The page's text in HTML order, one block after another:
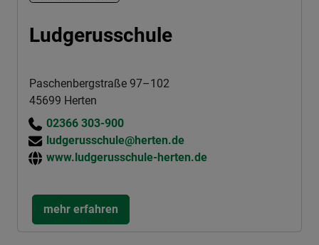
Ludgerusschule
Paschenbergstraße 97–102
45699 Herten
02366 303-900
ludgerusschule@herten.de
www.ludgerusschule-herten.de
mehr erfahren